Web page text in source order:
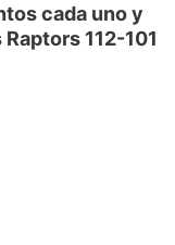
cada uno y
112-101